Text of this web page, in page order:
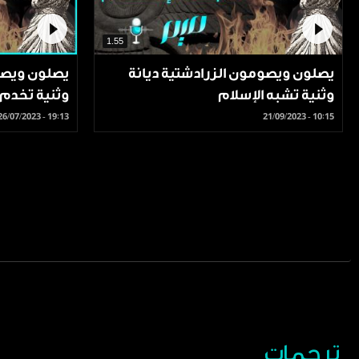
1.55
يصلون ويصومون الزرادشتية ديانة
وثنية تشبه الإسلام
21/09/2023 - 10:15
يصلون
وثنية
07/2023 - 19:13
ترجمات